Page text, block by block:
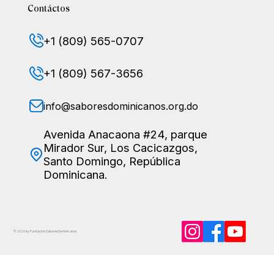
Contáctos
+1 (809) 565-0707
+1 (809) 567-3656
info@saboresdominicanos.org.do
Avenida Anacaona #24, parque
Mirador Sur, Los Cacicazgos,
Santo Domingo, República
Dominicana.
© 2026 by Fundación SaboresDominicanos